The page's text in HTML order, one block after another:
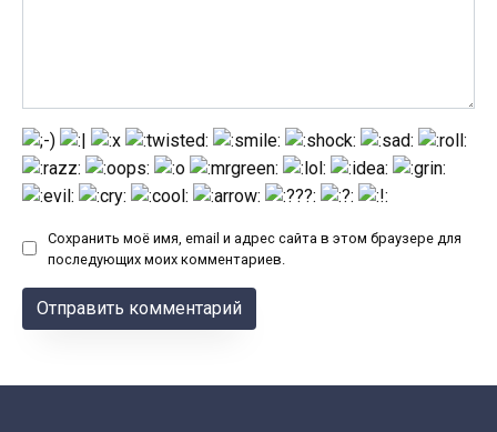
Сохранить моё имя, email и адрес сайта в этом браузере для
последующих моих комментариев.